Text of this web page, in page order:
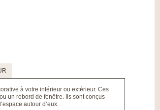
à votre intérieur ou extérieur. Ces
un rebord de fenêtre. Ils sont conçus
autour d’eux.